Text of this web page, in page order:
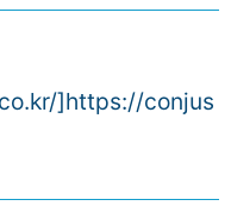
]https://conjus